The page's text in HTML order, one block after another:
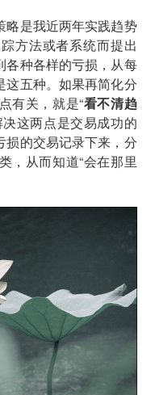
略是我近两年实践趋势
方法或者系统而提出
各种各样的亏损，从每
这五种。如果再简化分
有关，就是“看不清趋
这两点是交易成功的
损的交易记录下来，分
，从而知道“会在那里